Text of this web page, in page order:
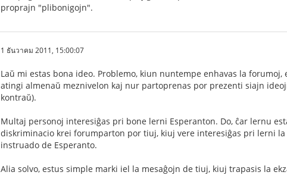
proprajn "plibonigojn".
1 ธันวาคม 2011, 15:00:07
Laŭ mi estas bona ideo. Problemo, kiun nuntempe enhavas la
atingi almenaŭ meznivelon kaj nur partoprenas por prezenti siajn
kontraŭ).
Multaj personoj interesiĝas pri bone lerni Esperanton. Do, ĉar lernu
diskriminacio krei forumparton por tiuj, kiuj vere interesiĝas pri lerni
instruado de Esperanto.
Alia solvo, estus simple marki iel la mesaĝojn de tiuj, kiuj trapasis la